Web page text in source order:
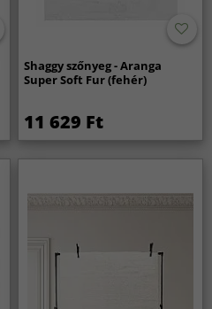
Shaggy szőnyeg - Aranga
Super Soft Fur (fehér)
11 629 Ft